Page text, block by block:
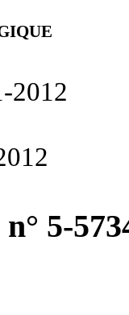
2012
5-